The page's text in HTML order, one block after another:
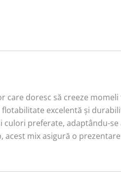
care doresc să creeze
excelentă și
preferate, adaptându-
acest mix asigură o